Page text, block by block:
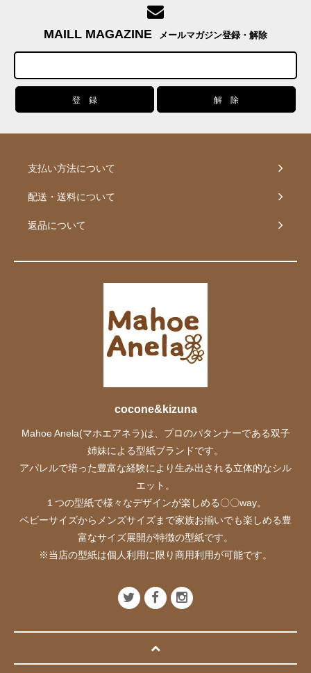
MAILL MAGAZINE メールマガジン登録・解除
支払い方法について
配送・送料について
返品について
cocone&kizuna
Mahoe Anela(マホエアネラ)は、プロのパタンナーである双子
姉妹による型紙ブランドです。
アパレルで培った豊富な経験により生み出される立体的なシル
エット。
１つの型紙で様々なデザインが楽しめる〇〇way。
ベビーサイズからメンズサイズまで家族お揃いでも楽しめる豊
富なサイズ展開が特徴の型紙です。
※当店の型紙は個人利用に限り商用利用が可能です。